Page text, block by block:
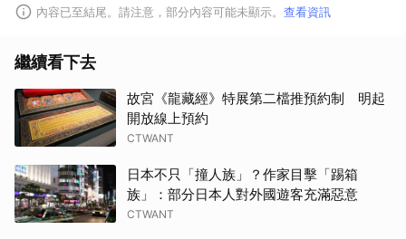
內容已至結尾。請注意，部分內容可能未顯示。 查看資訊
繼續看下去
故宮《龍藏經》特展第二檔推預約制 明起
開放線上預約
CTWANT
日本不只「撞人族」？作家目擊「踢箱
族」：部分日本人對外國遊客充滿惡意
CTWANT